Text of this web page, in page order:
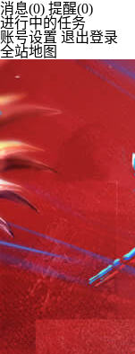
消息(0) 提醒(0)
进行中的任务
账号设置 退出登录
全站地图